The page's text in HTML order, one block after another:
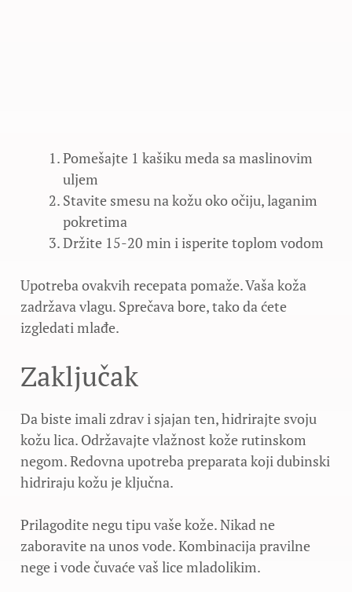
Pomešajte 1 kašiku meda sa maslinovim
uljem
Stavite smesu na kožu oko očiju, laganim
pokretima
Držite 15-20 min i isperite toplom vodom
Upotreba ovakvih recepata pomaže. Vaša koža
zadržava vlagu. Sprečava bore, tako da ćete
izgledati mlađe.
Zaključak
Da biste imali zdrav i sjajan ten, hidrirajte svoju
kožu lica. Održavajte vlažnost kože rutinskom
negom. Redovna upotreba preparata koji dubinski
hidriraju kožu je ključna.
Prilagodite negu tipu vaše kože. Nikad ne
zaboravite na unos vode. Kombinacija pravilne
nege i vode čuvaće vaš lice mladolikim.